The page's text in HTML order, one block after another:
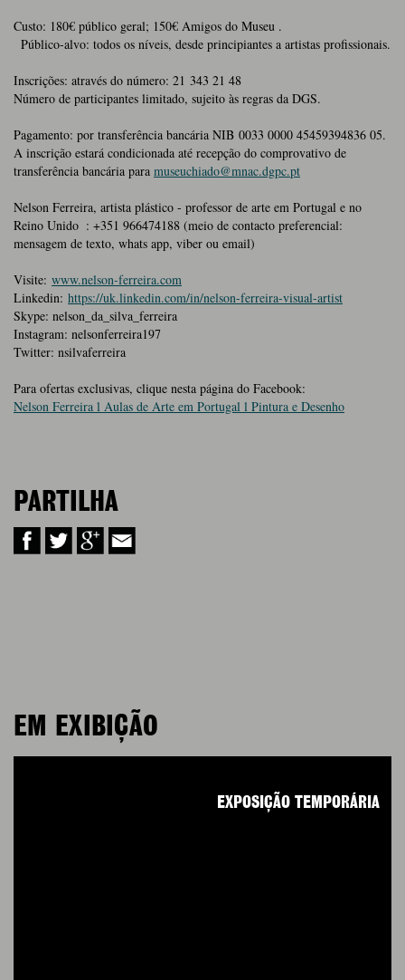
Custo: 180€ público geral; 150€ Amigos do Museu .
Público-alvo: todos os níveis, desde principiantes a artistas profissionais.
Inscrições: através do número: 21 343 21 48
Número de participantes limitado, sujeito às regras da DGS.
Pagamento: por transferência bancária NIB 0033 0000 45459394836 05.
A inscrição estará condicionada até recepção do comprovativo de
transferência bancária para museuchiado@mnac.dgpc.pt
Nelson Ferreira, artista plástico - professor de arte em Portugal e no
Reino Unido : +351 966474188 (meio de contacto preferencial:
mensagem de texto, whats app, viber ou email)
Visite: www.nelson-ferreira.com
Linkedin: https://uk.linkedin.com/in/nelson-ferreira-visual-artist
Skype: nelson_da_silva_ferreira
Instagram: nelsonferreira197
Twitter: nsilvaferreira
Para ofertas exclusivas, clique nesta página do Facebook:
Nelson Ferreira l Aulas de Arte em Portugal l Pintura e Desenho
PARTILHA
EM EXIBIÇÃO
EXPOSIÇÃO TEMPORÁRIA